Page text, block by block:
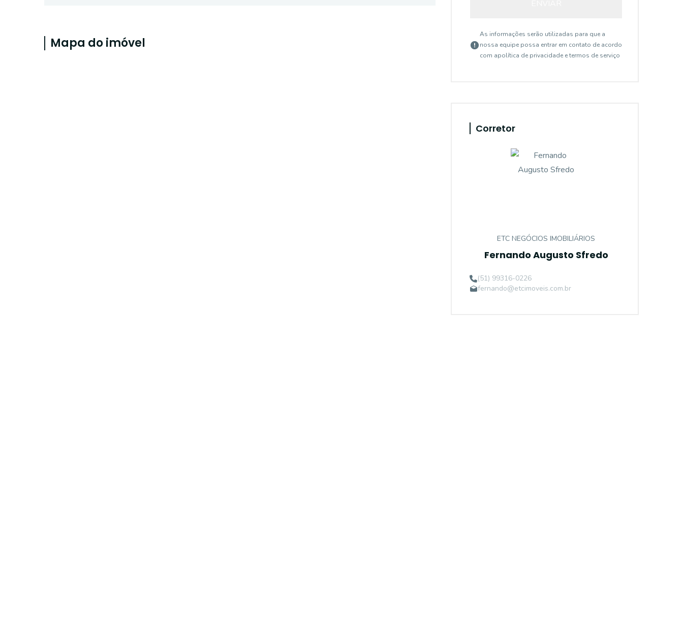
Mapa do imóvel
As informações serão utilizadas para que a
nossa equipe possa entrar em contato de acordo
com apolítica de privacidade e termos de serviço
Corretor
ETC NEGÓCIOS IMOBILIÁRIOS
Fernando Augusto Sfredo
(51) 99316-0226
fernando@etcimoveis.com.br